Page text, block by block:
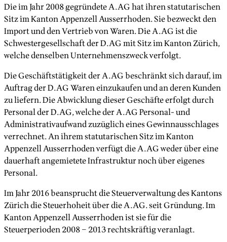
Die im Jahr 2008 gegründete A.AG hat ihren statutarischen
Sitz im Kanton Appenzell Ausserrhoden. Sie bezweckt den
Import und den Vertrieb von Waren. Die A.AG ist die
Schwestergesellschaft der D.AG mit Sitz im Kanton Zürich,
welche denselben Unternehmenszweck verfolgt.
Die Geschäftstätigkeit der A.AG beschränkt sich darauf, im
Auftrag der D.AG Waren einzukaufen und an deren Kunden
zu liefern. Die Abwicklung dieser Geschäfte erfolgt durch
Personal der D.AG, welche der A.AG Personal- und
Administrativaufwand zuzüglich eines Gewinnausschlages
verrechnet. An ihrem statutarischen Sitz im Kanton
Appenzell Ausserrhoden verfügt die A.AG weder über eine
dauerhaft angemietete Infrastruktur noch über eigenes
Personal.
Im Jahr 2016 beansprucht die Steuerverwaltung des Kantons
Zürich die Steuerhoheit über die A.AG. seit Gründung. Im
Kanton Appenzell Ausserrhoden ist sie für die
Steuerperioden 2008 – 2013 rechtskräftig veranlagt.